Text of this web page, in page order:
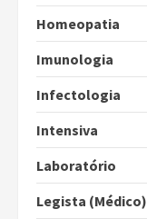
Homeopatia
Imunologia
Infectologia
Intensiva
Laboratório
Legista (Médico)